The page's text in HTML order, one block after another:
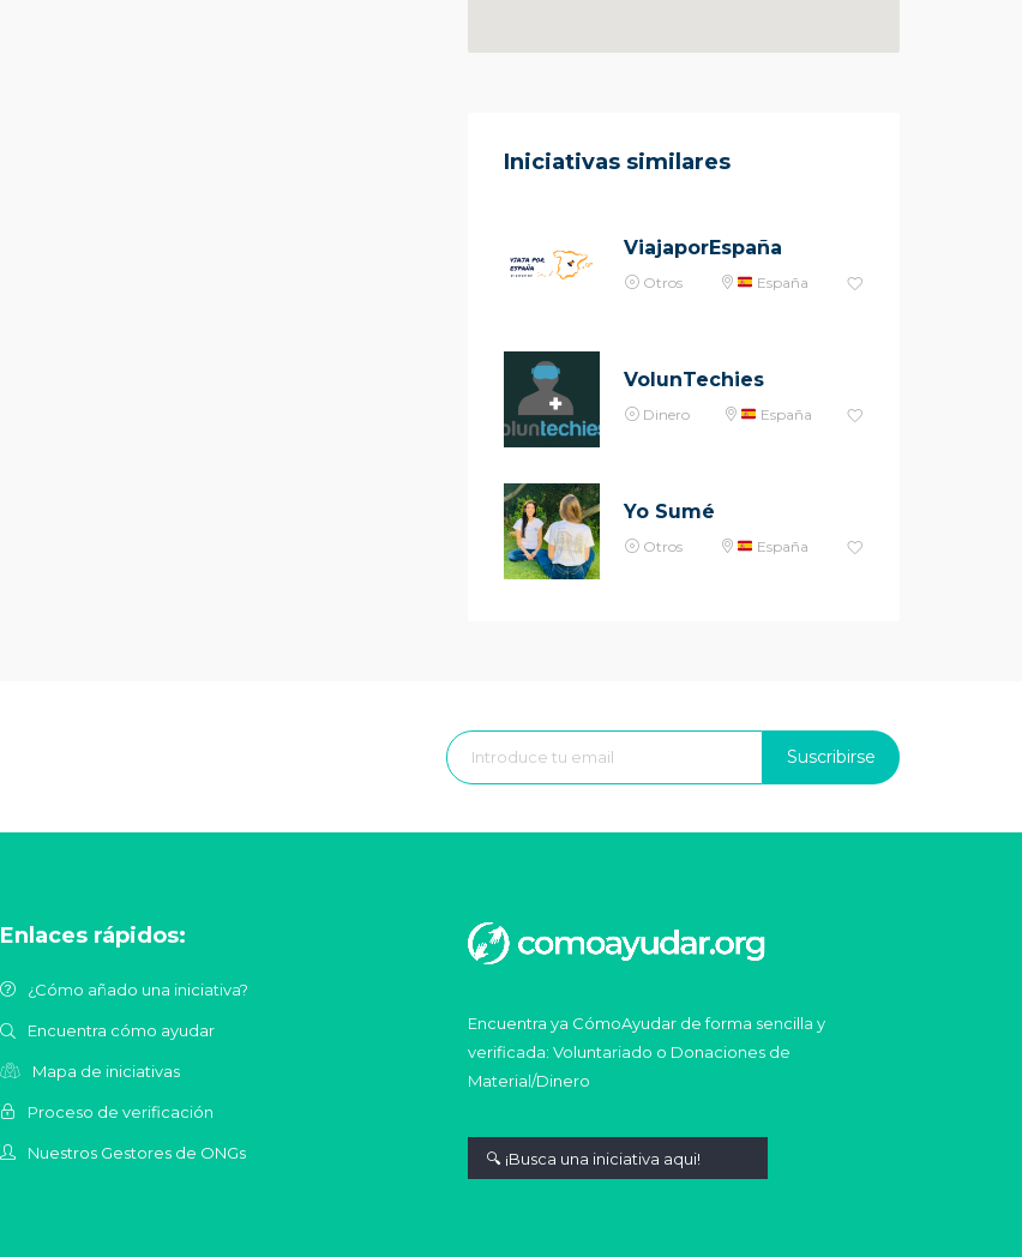
Iniciativas similares
ViajaporEspaña
Otros España
VolunTechies
Dinero España
Yo Sumé
Otros España
Suscribirse
Enlaces rápidos:
¿Cómo añado una iniciativa?
Encuentra cómo ayudar
Mapa de iniciativas
Proceso de verificación
Nuestros Gestores de ONGs
Encuentra ya CómoAyudar de forma sencilla y
verificada: Voluntariado o Donaciones de
Material/Dinero